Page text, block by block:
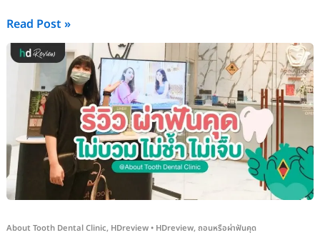
Read Post »
About Tooth Dental Clinic, HDreview• HDreview, ถอนหรือผ่าฟันคุด
ประสบการณ์
บวม
ไม่
ช้ำ
ที่